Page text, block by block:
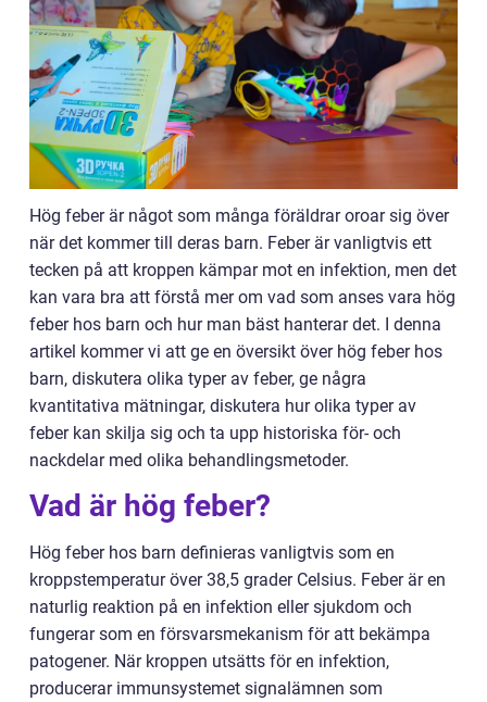
Hög feber är något som många föräldrar oroar sig över
när det kommer till deras barn. Feber är vanligtvis ett
tecken på att kroppen kämpar mot en infektion, men det
kan vara bra att förstå mer om vad som anses vara hög
feber hos barn och hur man bäst hanterar det. I denna
artikel kommer vi att ge en översikt över hög feber hos
barn, diskutera olika typer av feber, ge några
kvantitativa mätningar, diskutera hur olika typer av
feber kan skilja sig och ta upp historiska för- och
nackdelar med olika behandlingsmetoder.
Vad är hög feber?
Hög feber hos barn definieras vanligtvis som en
kroppstemperatur över 38,5 grader Celsius. Feber är en
naturlig reaktion på en infektion eller sjukdom och
fungerar som en försvarsmekanism för att bekämpa
patogener. När kroppen utsätts för en infektion,
producerar immunsystemet signalämnen som